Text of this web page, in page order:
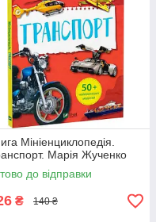
Мініенциклопедія.
Марія Жученко
до відправки
₴ 140 ₴